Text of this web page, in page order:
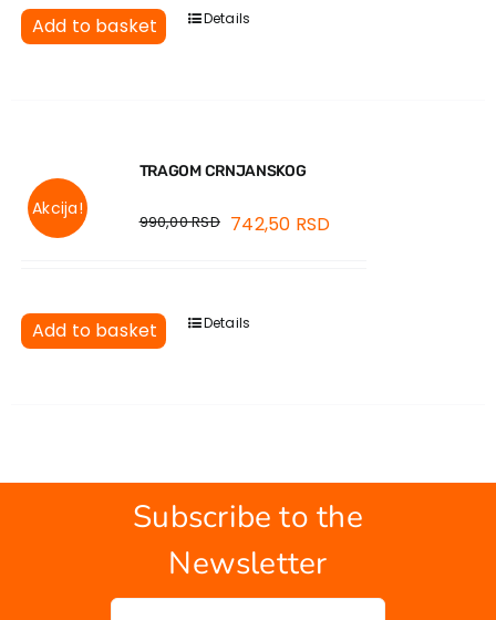
Add to basket Details
Akcija!
TRAGOM CRNJANSKOG
990,00RSD 742,50 RSD
Add to basket Details
Subscribe to the
Newsletter